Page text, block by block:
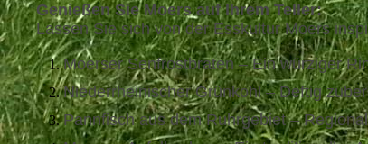
Genießen Sie Moers auf Ihrem Teller:
Lassen Sie sich von der Esskultur Moers
Moerser Senfrostbraten – Ein würziger
Niederrheinischer Grünkohl – Deftig
Pannfisch aus dem Ruhrgebiet –